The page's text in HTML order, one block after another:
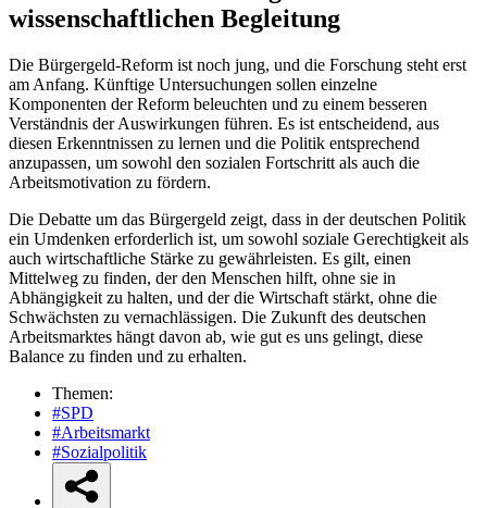
wissenschaftlichen Begleitung
Die Bürgergeld-Reform ist noch jung, und die Forschung steht erst
am Anfang. Künftige Untersuchungen sollen einzelne
Komponenten der Reform beleuchten und zu einem besseren
Verständnis der Auswirkungen führen. Es ist entscheidend, aus
diesen Erkenntnissen zu lernen und die Politik entsprechend
anzupassen, um sowohl den sozialen Fortschritt als auch die
Arbeitsmotivation zu fördern.
Die Debatte um das Bürgergeld zeigt, dass in der deutschen Politik
ein Umdenken erforderlich ist, um sowohl soziale Gerechtigkeit als
auch wirtschaftliche Stärke zu gewährleisten. Es gilt, einen
Mittelweg zu finden, der den Menschen hilft, ohne sie in
Abhängigkeit zu halten, und der die Wirtschaft stärkt, ohne die
Schwächsten zu vernachlässigen. Die Zukunft des deutschen
Arbeitsmarktes hängt davon ab, wie gut es uns gelingt, diese
Balance zu finden und zu erhalten.
Themen:
#SPD
#Arbeitsmarkt
#Sozialpolitik